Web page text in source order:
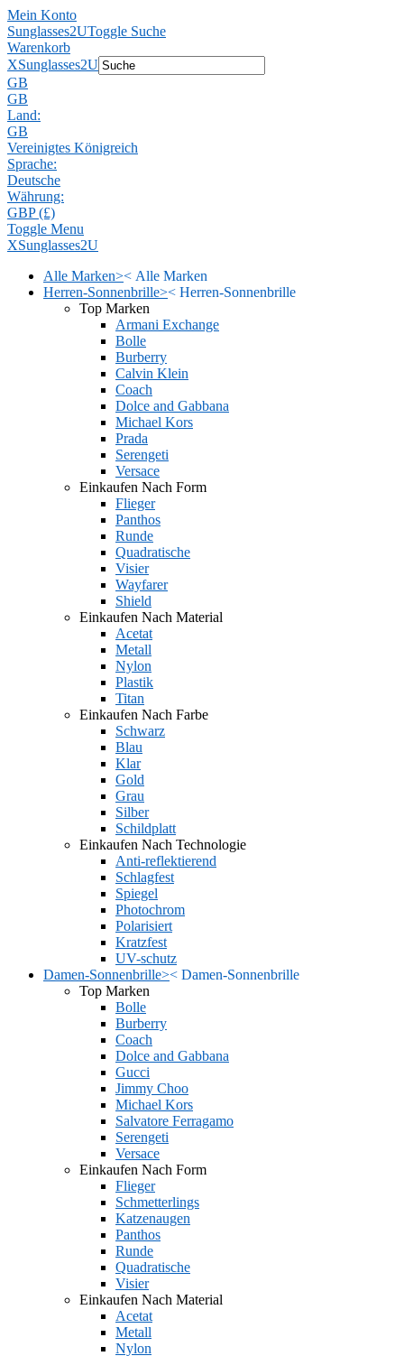
Mein Konto
Sunglasses2UToggle Suche
Warenkorb
XSunglasses2U
GB
GB
Land:
GB
Vereinigtes Königreich
Sprache:
Deutsche
Währung:
GBP (£)
Toggle Menu
XSunglasses2U
Alle Marken>< Alle Marken
Herren-Sonnenbrille>< Herren-Sonnenbrille
Top Marken
Armani Exchange
Bolle
Burberry
Calvin Klein
Coach
Dolce and Gabbana
Michael Kors
Prada
Serengeti
Versace
Einkaufen Nach Form
Flieger
Panthos
Runde
Quadratische
Visier
Wayfarer
Shield
Einkaufen Nach Material
Acetat
Metall
Nylon
Plastik
Titan
Einkaufen Nach Farbe
Schwarz
Blau
Klar
Gold
Grau
Silber
Schildplatt
Einkaufen Nach Technologie
Anti-reflektierend
Schlagfest
Spiegel
Photochrom
Polarisiert
Kratzfest
UV-schutz
Damen-Sonnenbrille>< Damen-Sonnenbrille
Top Marken
Bolle
Burberry
Coach
Dolce and Gabbana
Gucci
Jimmy Choo
Michael Kors
Salvatore Ferragamo
Serengeti
Versace
Einkaufen Nach Form
Flieger
Schmetterlings
Katzenaugen
Panthos
Runde
Quadratische
Visier
Einkaufen Nach Material
Acetat
Metall
Nylon